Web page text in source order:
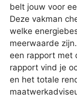
belt jouw voor
Deze vakman
welke
meerwaarde
een rapport met
rapport vind je
en het totale